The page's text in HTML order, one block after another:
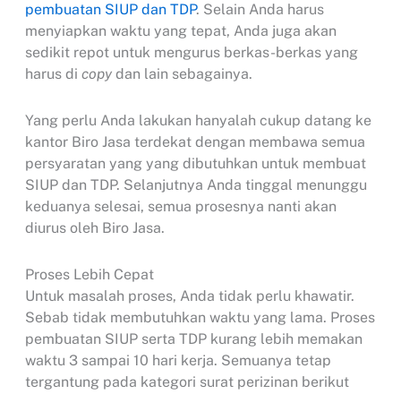
pembuatan SIUP dan TDP. Selain Anda harus
menyiapkan waktu yang tepat, Anda juga akan
sedikit repot untuk mengurus berkas-berkas yang
harus di copy dan lain sebagainya.
Yang perlu Anda lakukan hanyalah cukup datang ke
kantor Biro Jasa terdekat dengan membawa semua
persyaratan yang yang dibutuhkan untuk membuat
SIUP dan TDP. Selanjutnya Anda tinggal menunggu
keduanya selesai, semua prosesnya nanti akan
diurus oleh Biro Jasa.
Proses Lebih Cepat
Untuk masalah proses, Anda tidak perlu khawatir.
Sebab tidak membutuhkan waktu yang lama. Proses
pembuatan SIUP serta TDP kurang lebih memakan
waktu 3 sampai 10 hari kerja. Semuanya tetap
tergantung pada kategori surat perizinan berikut